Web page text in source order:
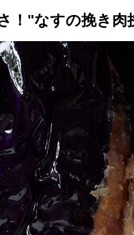
プロが教えるレシピ 厳
！"なすの挽き肉